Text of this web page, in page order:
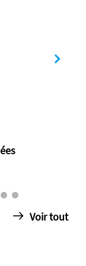
Voir tout